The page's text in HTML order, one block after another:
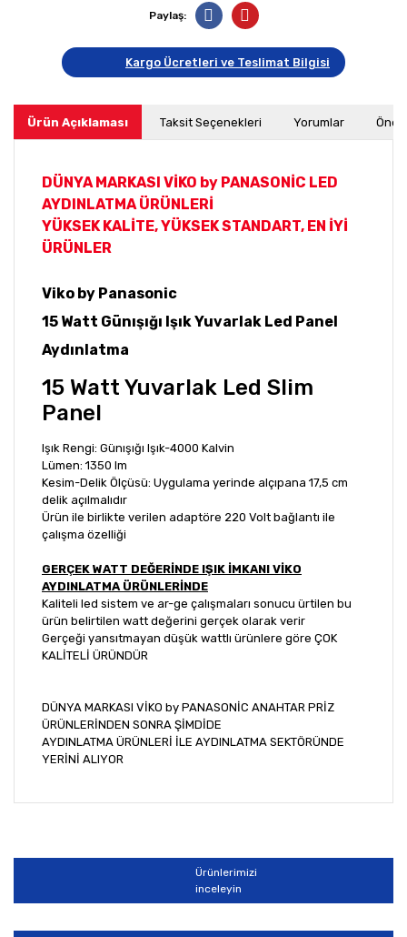
Paylaş:
Kargo Ücretleri ve Teslimat Bilgisi
Ürün Açıklaması Taksit Seçenekleri Yorumlar
DÜNYA MARKASI VİKO by PANASONİC LED
AYDINLATMA ÜRÜNLERİ
YÜKSEK KALİTE, YÜKSEK STANDART, EN İYİ
ÜRÜNLER
Viko by Panasonic
15 Watt Günışığı Işık Yuvarlak Led Panel
Aydınlatma
15 Watt Yuvarlak Led Slim
Panel
Işık Rengi: Günışığı Işık-4000 Kalvin
Lümen: 1350 lm
Kesim-Delik Ölçüsü: Uygulama yerinde alçıpana 17,5 cm
delik açılmalıdır
Ürün ile birlikte verilen adaptöre 220 Volt bağlantı ile
çalışma özelliği
GERÇEK WATT DEĞERİNDE IŞIK İMKANI VİKO
AYDINLATMA ÜRÜNLERİNDE
Kaliteli led sistem ve ar-ge çalışmaları sonucu ürtilen bu
ürün belirtilen watt değerini gerçek olarak verir
Gerçeği yansıtmayan düşük wattlı ürünlere göre ÇOK
KALİTELİ ÜRÜNDÜR
DÜNYA MARKASI VİKO by PANASONİC ANAHTAR PRİZ
ÜRÜNLERİNDEN SONRA ŞİMDİDE
AYDINLATMA ÜRÜNLERİ İLE AYDINLATMA SEKTÖRÜNDE
YERİNİ ALIYOR
Yorum Yaz
Bu ürünün fiyat bilgisi, resim, ürün açıklamalarında ve
Görüş ve önerileriniz için teşekkür ederiz.
Ürün resmi kalitesiz, bozuk veya görüntülenemiyor.
Ürün açıklamasında eksik bilgiler bulunuyor.
Ürünlerimizi
inceleyin